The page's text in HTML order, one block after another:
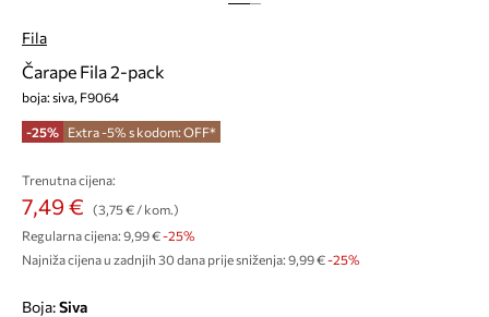
Fila
Čarape Fila 2-pack
boja: siva, F9064
-25% Extra -5% s kodom: OFF*
Trenutna cijena:
7,49 €
(3,75 € / kom.)
Regularna cijena: 9,99 €-25%
Najniža cijena u zadnjih 30 dana prije sniženja: 9,99 € -25%
Boja: siva